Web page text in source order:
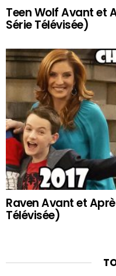
Teen Wolf Avant et
Série Télévisée)
Raven Avant et
Télévisée)